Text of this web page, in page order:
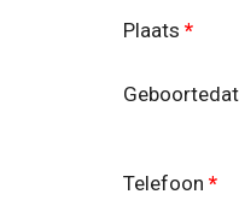
Plaats *
Telefoon *